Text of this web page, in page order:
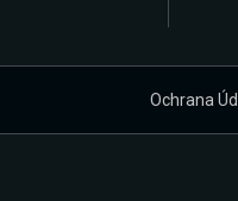
Ochrana